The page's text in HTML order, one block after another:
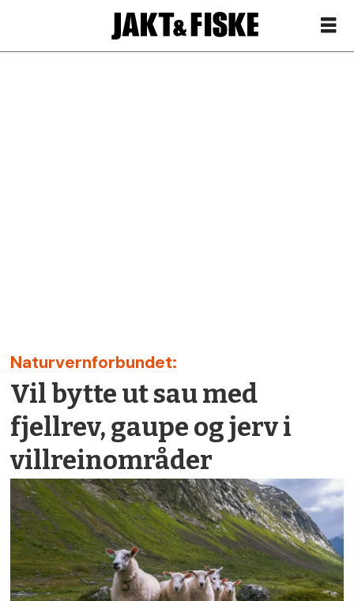
Naturvernforbundet:
Vil bytte ut sau med
fjellrev, gaupe og jerv i
villreinområder